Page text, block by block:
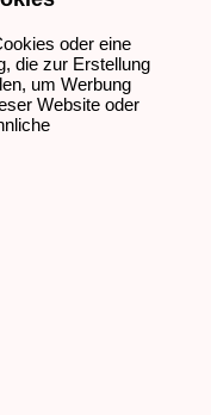
oder eine
die zur Erstellung
um Werbung
Website oder